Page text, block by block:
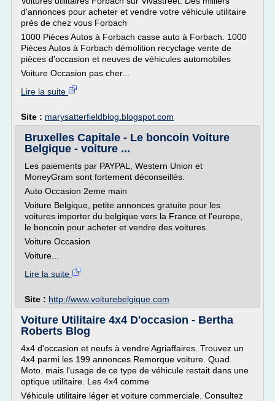
d'annonces pour acheter et vendre votre véhicule utilitaire
près de chez vous Forbach
1000 Pièces Autos à Forbach casse auto à Forbach. 1000
Pièces Autos à Forbach démolition recyclage vente de
pièces d'occasion et neuves de véhicules automobiles
Voiture Occasion pas cher...
Lire la suite
Site : marysatterfieldblog.blogspot.com
Bruxelles Capitale - Le boncoin Voiture
Belgique - voiture ...
Les paiements par PAYPAL, Western Union et
MoneyGram sont fortement déconseillés.
Auto Occasion 2eme main
Voiture Belgique, petite annonces gratuite pour les
voitures importer du belgique vers la France et l'europe,
le boncoin pour acheter et vendre des voitures.
Voiture Occasion
Voiture...
Lire la suite
Site : http://www.voiturebelgique.com
Voiture Utilitaire 4x4 D'occasion - Bertha
Roberts Blog
4x4 d'occasion et neufs à vendre Agriaffaires. Trouvez un
4x4 parmi les 199 annonces Remorque voiture. Quad.
Moto. mais l'usage de ce type de véhicule restait dans une
optique utilitaire. Les 4x4 comme
Véhicule utilitaire léger et voiture commerciale. Consultez